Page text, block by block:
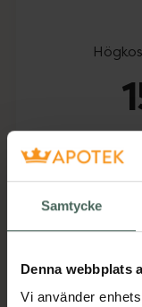
Samtycke
Denna webbplats
Vi använder
Aktuella